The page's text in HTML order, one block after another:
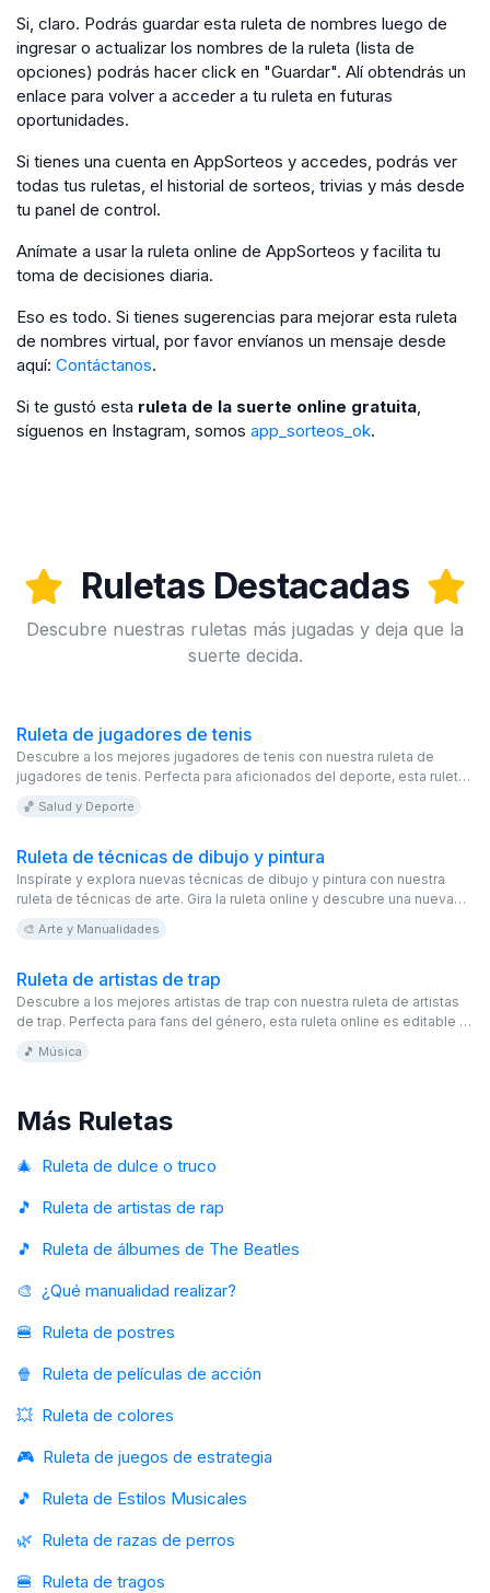
Si, claro. Podrás guardar esta ruleta de nombres luego de
ingresar o actualizar los nombres de la ruleta (lista de
opciones) podrás hacer click en "Guardar". Alí obtendrás un
enlace para volver a acceder a tu ruleta en futuras
oportunidades.
Si tienes una cuenta en AppSorteos y accedes, podrás ver
todas tus ruletas, el historial de sorteos, trivias y más desde
tu panel de control.
Anímate a usar la ruleta online de AppSorteos y facilita tu
toma de decisiones diaria.
Eso es todo. Si tienes sugerencias para mejorar esta ruleta
de nombres virtual, por favor envíanos un mensaje desde
aquí: Contáctanos.
Si te gustó esta ruleta de la suerte online gratuita,
síguenos en Instagram, somos app_sorteos_ok.
Ruletas Destacadas
Descubre nuestras ruletas más jugadas y deja que la
suerte decida.
Ruleta de jugadores de tenis
Descubre a los mejores jugadores de tenis con nuestra ruleta de
jugadores de tenis. Perfecta para aficionados del deporte, esta ruleta
🏀 Salud y Deporte
Ruleta de técnicas de dibujo y pintura
Inspírate y explora nuevas técnicas de dibujo y pintura con nuestra
ruleta de técnicas de arte. Gira la ruleta online y descubre una nueva
y perfecto para artistas de todos los niveles.
🎨 Arte y Manualidades
Ruleta de artistas de trap
Descubre a los mejores artistas de trap con nuestra ruleta de artistas
de trap. Perfecta para fans del género, esta ruleta online es editable y
🎵 Música
Más Ruletas
🎄 Ruleta de dulce o truco
🎵
Ruleta de artistas de rap
🎵
Ruleta de álbumes de The Beatles
🎨 ¿Qué manualidad realizar?
🍔 Ruleta de postres
🍿 Ruleta de películas de acción
💥 Ruleta de colores
🎮 Ruleta de juegos de estrategia
🎵
Ruleta de Estilos Musicales
🌿 Ruleta de razas de perros
🍔 Ruleta de tragos